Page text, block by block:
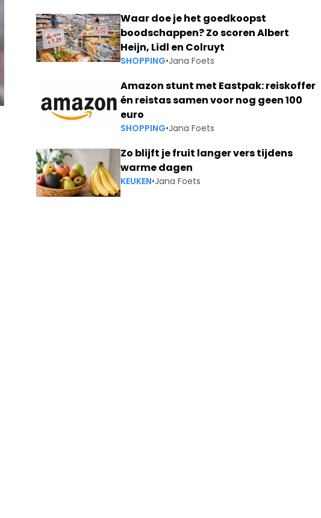
Waar doe je het goedkoopst
boodschappen? Zo scoren Albert
Heijn, Lidl en Colruyt
SHOPPING•Jana Foets
Amazon stunt met Eastpak: reiskoffer
én reistas samen voor nog geen 100
euro
SHOPPING•Jana Foets
Zo blijft je fruit langer vers tijdens
warme dagen
KEUKEN•Jana Foets